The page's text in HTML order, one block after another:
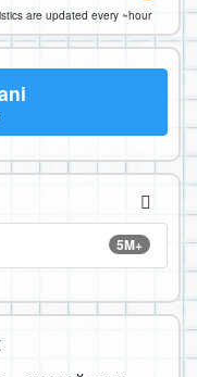
are updated every ~hour
5M+